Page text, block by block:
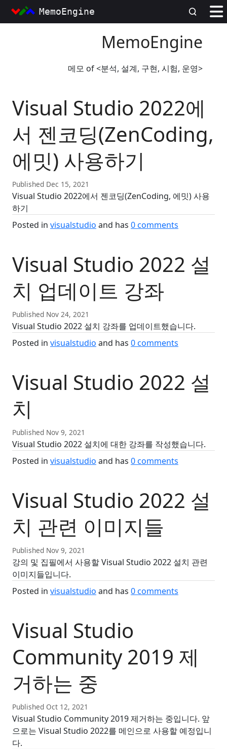
MemoEngine
MemoEngine
메모 of <분석, 설계, 구현, 시험, 운영>
Visual Studio 2022에
서 젠코딩(ZenCoding,
에밋) 사용하기
Published Dec 15, 2021
Visual Studio 2022에서 젠코딩(ZenCoding, 에밋) 사용
하기
Posted in visualstudio and has 0comments
Visual Studio 2022 설
치 업데이트 강좌
Published Nov 24, 2021
Visual Studio 2022 설치 강좌를 업데이트했습니다.
Posted in visualstudio and has 0comments
Visual Studio 2022 설
치
Published Nov 9, 2021
Visual Studio 2022 설치에 대한 강좌를 작성했습니다.
Posted in visualstudio and has 0comments
Visual Studio 2022 설
치 관련 이미지들
Published Nov 9, 2021
강의 및 집필에서 사용할 Visual Studio 2022 설치 관련
이미지들입니다.
Posted in visualstudio and has 0comments
Visual Studio
Community 2019 제
거하는 중
Published Oct 12, 2021
Visual Studio Community 2019 제거하는 중입니다. 앞
으로는 Visual Studio 2022를 메인으로 사용할 예정입니
다.